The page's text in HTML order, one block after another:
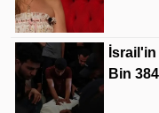
İsrail'in
Bin